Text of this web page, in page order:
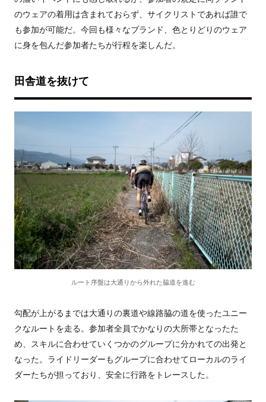
のウェアの着用は含まれておらず、サイクリストであれば誰で
も参加が可能だ。今回も様々なブランド、色とりどりのウェア
に身を包んだ参加者たちが行程を楽しんだ。
田舎道を抜けて
ルート序盤は大通りから外れた脇道を進む
勾配が上がるまでは大通りの裏道や線路脇の道を使ったユニー
クなルートを走る。参加者全員でかなりの大所帯となったた
め、スキルに合わせていくつかのグループに分かれての出発と
なった。ライドリーダーもグループに合わせてローカルのライ
ダーたちが担っており、安全に行路をトレースした。